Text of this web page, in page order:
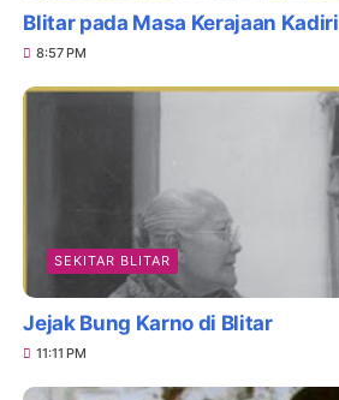
Blitar pada Masa Kerajaan Kadiri
8:57 PM
SEKITAR BLITAR
Jejak Bung Karno di Blitar
11:11 PM